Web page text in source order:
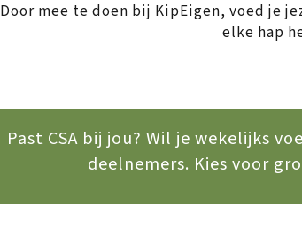
Door mee te doen bij KipEigen, voed je
elke hap
Past CSA bij jou? Wil je wekelijks
deelnemers. Kies voor